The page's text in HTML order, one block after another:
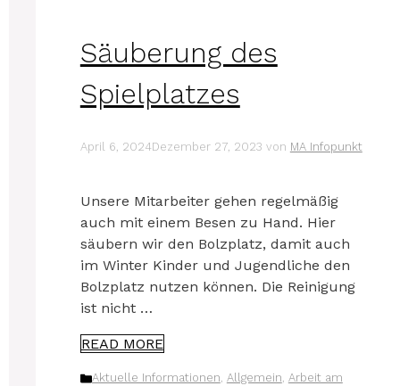
Säuberung des
Spielplatzes
April 6, 2024Dezember 27, 2023 von MA Infopunkt
Unse­re Mit­ar­bei­ter gehen regel­mä­ßig
auch mit einem Besen zu Hand. Hier
säu­bern wir den Bolz­platz, damit auch
im Win­ter Kin­der und Jugend­li­che den
Bolz­platz nut­zen kön­nen. Die Rei­ni­gung
ist nicht …
READ MORE
Kategorien
Aktuelle Informationen Allgemein Arbeit am